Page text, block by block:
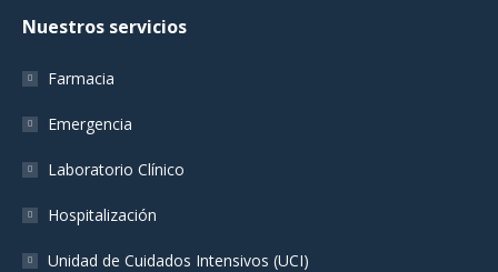
opens
new
window
opens
new
window
opens
new
window
Nuestros servicios
Farmacia
Emergencia
Laboratorio Clínico
Hospitalización
Unidad de Cuidados Intensivos (UCI)